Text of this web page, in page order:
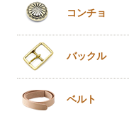
コンチョ
バックル
ベルト